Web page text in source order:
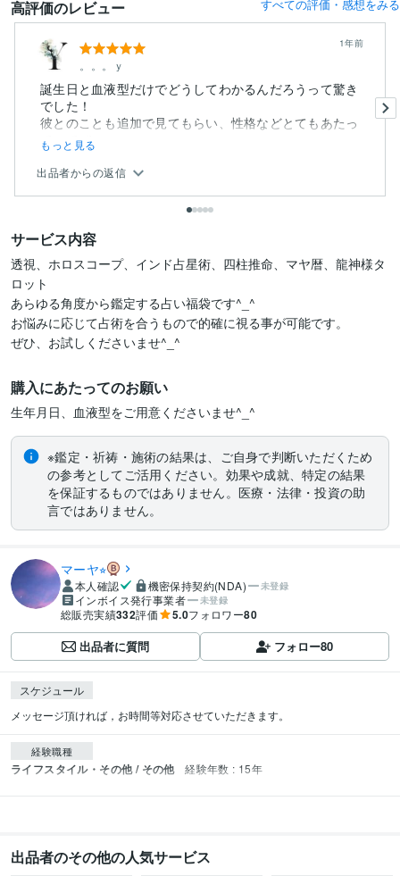
高評価のレビュー すべての評価・感想をみる
。。。ｙ
1年前
誕生日と血液型だけでどうしてわかるんだろうって驚き
でした！
彼とのことも追加で見てもらい、性格などとてもあたっ
ていてびっ...
もっと見る
出品者からの返信
サービス内容
透視、ホロスコープ、インド占星術、四柱推命、マヤ暦、龍神様タ
ロット
あらゆる角度から鑑定する占い福袋です^_^
お悩みに応じて占術を合うもので的確に視る事が可能です。
ぜひ、お試しくださいませ^_^
購入にあたってのお願い
生年月日、血液型をご用意くださいませ^_^
※鑑定・祈祷・施術の結果は、ご自身で判断いただくため
の参考としてご活用ください。効果や成就、特定の結果
を保証するものではありません。医療・法律・投資の助
言ではありません。
マーヤ⭐︎
本人確認 機密保持契約(NDA) 未登録
インボイス発行事業者 未登録
総販売実績332評価 5.0フォロワー80
出品者に質問 フォロー80
スケジュール
メッセージ頂ければ，お時間等対応させていただきます。
経験職種
ライフスタイル・その他 / その他 経験年数 : 15年
出品者のその他の人気サービス